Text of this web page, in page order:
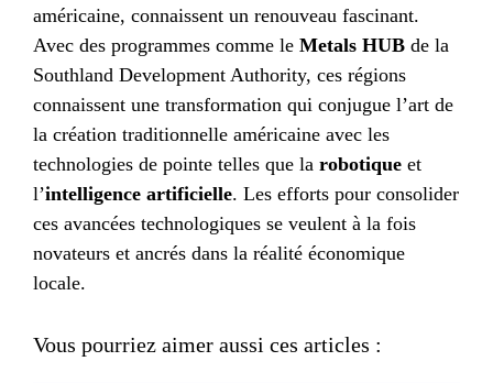
américaine, connaissent un renouveau fascinant.
Avec des programmes comme le Metals HUB de la
Southland Development Authority, ces régions
connaissent une transformation qui conjugue l’art de
la création traditionnelle américaine avec les
technologies de pointe telles que la robotique et
l’intelligence artificielle. Les efforts pour consolider
ces avancées technologiques se veulent à la fois
novateurs et ancrés dans la réalité économique
locale.
Vous pourriez aimer aussi ces articles :